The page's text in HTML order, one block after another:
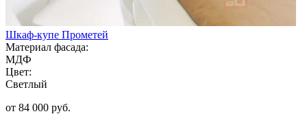
Шкаф-купе Прометей
Материал фасада:
МДФ
Цвет:
Светлый
от 84 000 руб.